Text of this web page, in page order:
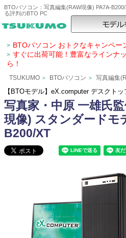
BTOパソコン：写真編集(RAW現像) PA7A-
る評判のBTO PC
> BTOパソコン おトクなキャンペー
> すぐに出荷可能！豊富なラインナ
ら！
TSUKUMO > BTOパソコン > 写真編集
【BTOモデル】eX.computer デスクト
写真家・中原 一雄氏
現像) スタンダードモ
B200/XT